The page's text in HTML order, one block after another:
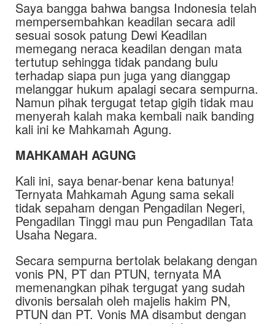
Saya bangga bahwa bangsa Indonesia telah
mempersembahkan keadilan secara adil
sesuai sosok patung Dewi Keadilan
memegang neraca keadilan dengan mata
tertutup sehingga tidak pandang bulu
terhadap siapa pun juga yang dianggap
melanggar hukum apalagi secara sempurna.
Namun pihak tergugat tetap gigih tidak mau
menyerah kalah maka kembali naik banding
kali ini ke Mahkamah Agung.
MAHKAMAH AGUNG
Kali ini, saya benar-benar kena batunya!
Ternyata Mahkamah Agung sama sekali
tidak sepaham dengan Pengadilan Negeri,
Pengadilan Tinggi mau pun Pengadilan Tata
Usaha Negara.
Secara sempurna bertolak belakang dengan
vonis PN, PT dan PTUN, ternyata MA
memenangkan pihak tergugat yang sudah
divonis bersalah oleh majelis hakim PN,
PTUN dan PT. Vonis MA disambut dengan